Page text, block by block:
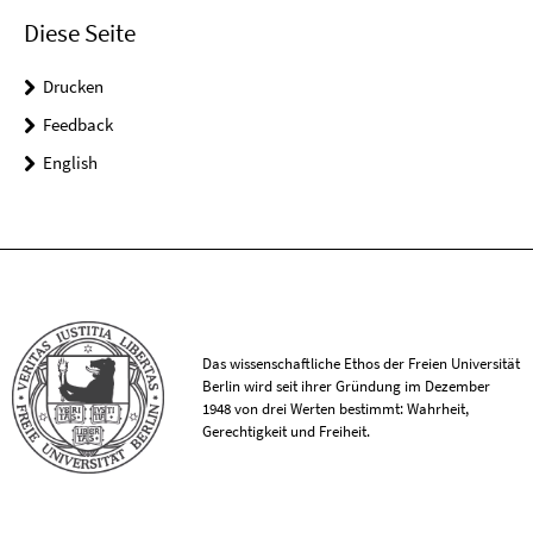
Diese Seite
Drucken
Feedback
English
Das wissenschaftliche Ethos der Freien Universität
Berlin wird seit ihrer Gründung im Dezember
1948 von drei Werten bestimmt: Wahrheit,
Gerechtigkeit und Freiheit.